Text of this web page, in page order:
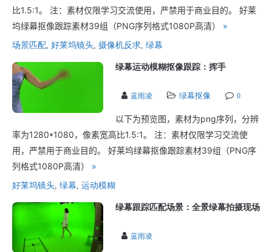
比1.5:1。 注：素材仅限学习交流使用，严禁用于商业目的。 好莱
坞绿幕抠像跟踪素材39组（PNG序列格式1080P高清） »
场景匹配, 好莱坞镜头, 摄像机反求, 绿幕
绿幕运动模糊抠像跟踪：挥手
蓝雨凌 绿幕抠像 0
以下为预览图，素材为png序列，分辨
率为1280*1080，像素宽高比1.5:1。 注：素材仅限学习交流使
用，严禁用于商业目的。 好莱坞绿幕抠像跟踪素材39组（PNG序
列格式1080P高清） »
好莱坞镜头, 绿幕, 运动模糊
绿幕跟踪匹配场景：全景绿幕拍摄现场
蓝雨凌